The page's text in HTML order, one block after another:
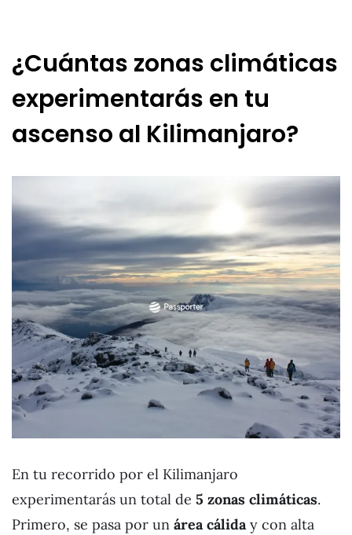
¿Cuántas zonas climáticas
experimentarás en tu
ascenso al Kilimanjaro?
En tu recorrido por el Kilimanjaro
experimentarás un total de 5 zonas climáticas.
Primero, se pasa por un área cáliday con alta